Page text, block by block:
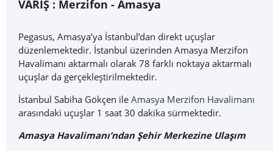
VARIŞ : Merzifon - Amasya
Pegasus, Amasya’ya İstanbul’dan direkt uçuşlar
düzenlemektedir. İstanbul üzerinden Amasya Merzifon
Havalimanı aktarmalı olarak 78 farklı noktaya aktarmalı
uçuşlar da gerçekleştirilmektedir.
İstanbul Sabiha Gökçen ile Amasya Merzifon Havalimanı
arasındaki uçuşlar 1 saat 30 dakika sürmektedir.
Amasya Havalimanı’ndan Şehir Merkezine Ulaşım